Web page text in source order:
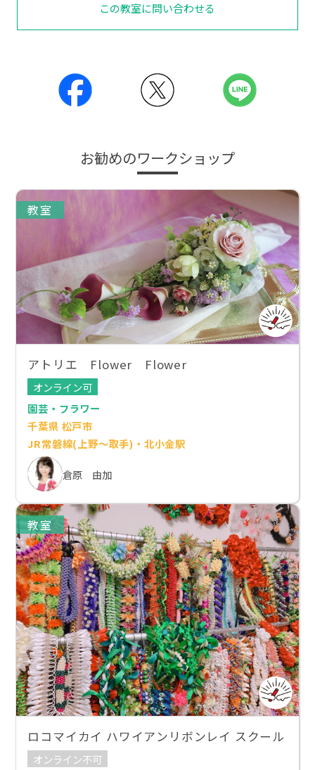
この教室に問い合わせる
お勧めのワークショップ
教室
アトリエ Flower Flower
オンライン可
園芸・フラワー
千葉県 松戸市
JR常磐線(上野～取手)・北小金駅
倉原 由加
教室
ロコマイカイ ハワイアンリボンレイ スクール
オンライン不可